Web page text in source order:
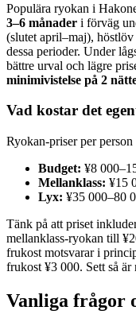
Populära ryokan i
3–6 månader i förväg
(slutet april–maj),
dessa perioder. Under
bättre urval och lägre
minimivistelse på 2
Vad kostar det
Ryokan-priser per
Budget: ¥8
Mellanklass: ¥15
Lyx: ¥35 000–80
Tänk på att priset
mellanklass-ryokan till
frukost motsvarar i
frukost ¥3 000. Sett så
Vanliga frågor